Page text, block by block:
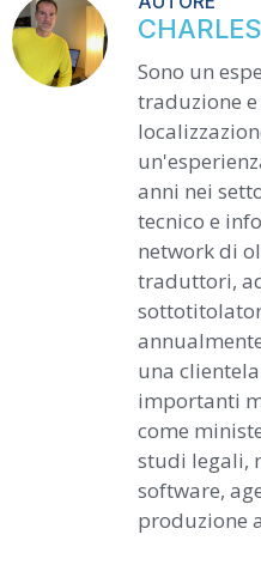
Sono un
traduzione
anni nei
tecnico e
network di
traduttori,
una
importanti
come
studi legali,
software,
produzione